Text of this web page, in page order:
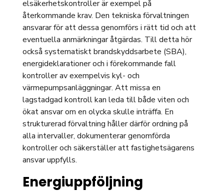
elsäkerhetskontroller är exempel på
återkommande krav. Den tekniska förvaltningen
ansvarar för att dessa genomförs i rätt tid och att
eventuella anmärkningar åtgärdas. Till detta hör
också systematiskt brandskyddsarbete (SBA),
energideklarationer och i förekommande fall
kontroller av exempelvis kyl- och
värmepumpsanläggningar. Att missa en
lagstadgad kontroll kan leda till både viten och
ökat ansvar om en olycka skulle inträffa. En
strukturerad förvaltning håller därför ordning på
alla intervaller, dokumenterar genomförda
kontroller och säkerställer att fastighetsägarens
ansvar uppfylls.
Energiuppföljning